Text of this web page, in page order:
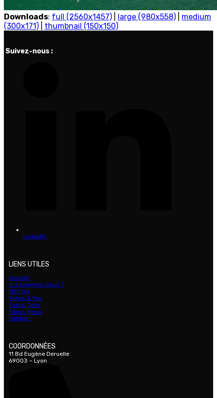
Downloads: full (2560x1457) large (980x558)
medium
(300x171)
thumbnail (150x150)
Suivez-nous :
LinkedIn
LIENS UTILES
Accueil
Qui sommes-nous ?
Métiers
Fokus & You
Fokus Jobs
Fokus News
Contact
COORDONNÉES
11 Bd Eugène Deruelle
69003 – Lyon